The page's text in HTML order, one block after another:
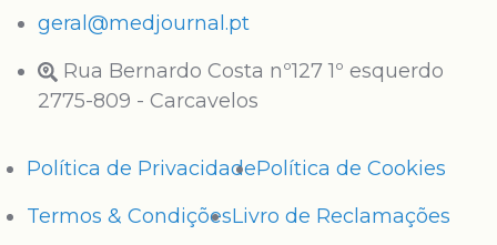
geral@medjournal.pt
Rua Bernardo Costa nº127 1º esquerdo
2775-809 - Carcavelos
Política de PrivacidadePolítica de Cookies
Termos & CondiçõesLivro de Reclamações